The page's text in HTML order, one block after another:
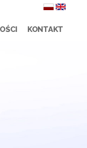
KONTAKT